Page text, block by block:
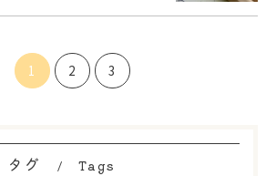
1 2 3
タグ Tags